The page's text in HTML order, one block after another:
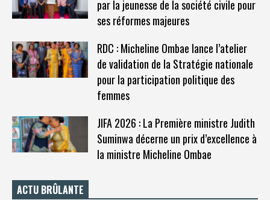
par la jeunesse de la société civile pour
ses réformes majeures
RDC : Micheline Ombae lance l’atelier
de validation de la Stratégie nationale
pour la participation politique des
femmes
JIFA 2026 : La Première ministre Judith
Suminwa décerne un prix d’excellence à
la ministre Micheline Ombae
ACTU BRÛLANTE